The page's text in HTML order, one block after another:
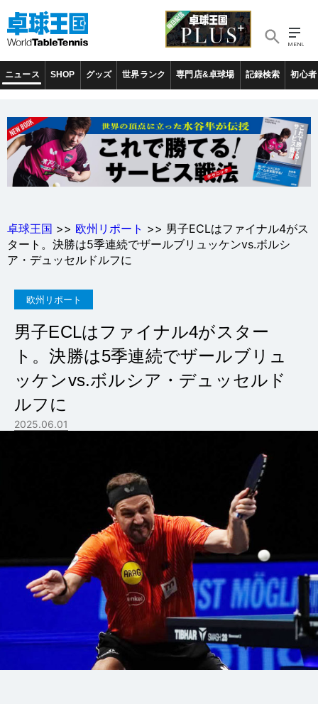
ニュース SHOP グッズ 世界ランク 専門店&卓球場 記録検索 初心者
卓球王国 >> 欧州リポート >> 男子ECLはファイナル4がス
タート。決勝は5季連続でザールブリュッケンvs.ボルシ
ア・デュッセルドルフに
欧州リポート
男子ECLはファイナル4がスター
ト。決勝は5季連続でザールブリュ
ッケンvs.ボルシア・デュッセルド
ルフに
2025.06.01